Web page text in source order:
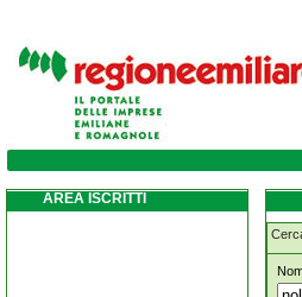
noleggio-di-mezzi-di-
AREA ISCRITTI